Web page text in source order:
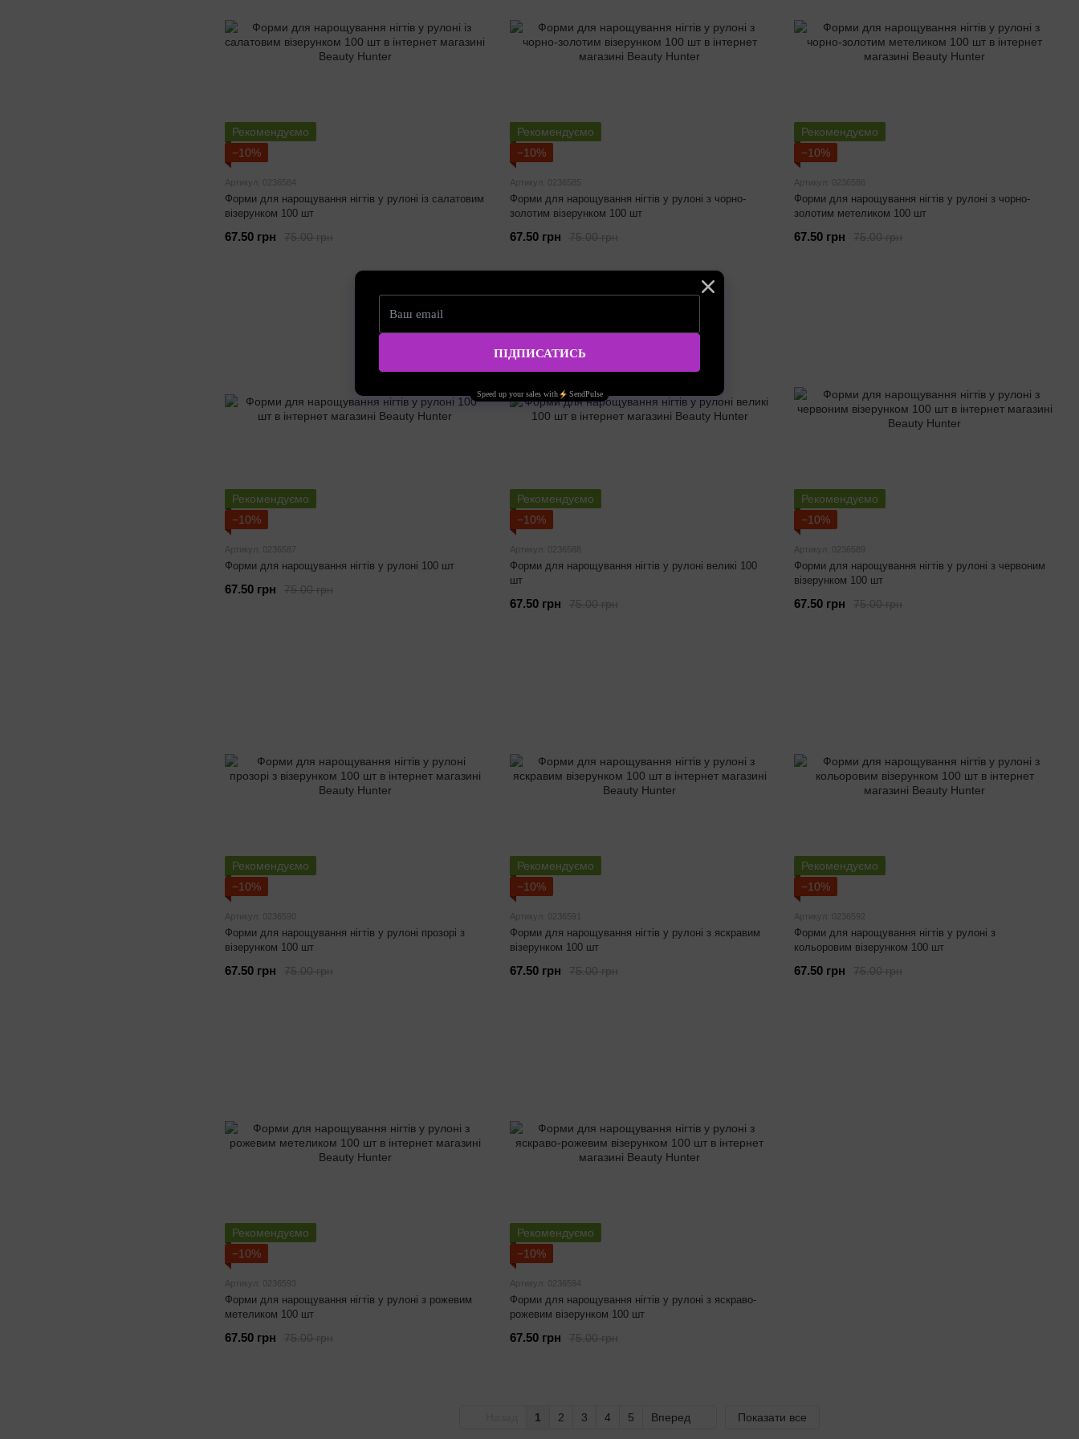
Рекомендуємо
−10%
Артикул: 0236584
Форми для нарощування нігтів у рулоні із салатовим
візерунком 100 шт
75.00 грн
67.50 грн
Рекомендуємо
−10%
Артикул: 0236585
Форми для нарощування нігтів у рулоні з чорно-
золотим візерунком 100 шт
75.00 грн
67.50 грн
Рекомендуємо
−10%
Артикул: 0236586
Форми для нарощування нігтів у рулоні з чорно-
золотим метеликом 100 шт
75.00 грн
67.50 грн
Рекомендуємо
−10%
Артикул: 0236587
Форми для нарощування нігтів у рулоні 100 шт
75.00 грн
67.50 грн
Рекомендуємо
−10%
Артикул: 0236588
Форми для нарощування нігтів у рулоні великі 100
шт
75.00 грн
67.50 грн
Рекомендуємо
−10%
Артикул: 0236589
Форми для нарощування нігтів у рулоні з червоним
візерунком 100 шт
75.00 грн
67.50 грн
Рекомендуємо
−10%
Артикул: 0236590
Форми для нарощування нігтів у рулоні прозорі з
візерунком 100 шт
75.00 грн
67.50 грн
Рекомендуємо
−10%
Артикул: 0236591
Форми для нарощування нігтів у рулоні з яскравим
візерунком 100 шт
75.00 грн
67.50 грн
Рекомендуємо
−10%
Артикул: 0236592
Форми для нарощування нігтів у рулоні з
кольоровим візерунком 100 шт
75.00 грн
67.50 грн
Рекомендуємо
−10%
Артикул: 0236593
Форми для нарощування нігтів у рулоні з рожевим
метеликом 100 шт
75.00 грн
67.50 грн
Рекомендуємо
−10%
Артикул: 0236594
Форми для нарощування нігтів у рулоні з яскраво-
рожевим візерунком 100 шт
75.00 грн
67.50 грн
1 2 3 4 5 Вперед Показати все